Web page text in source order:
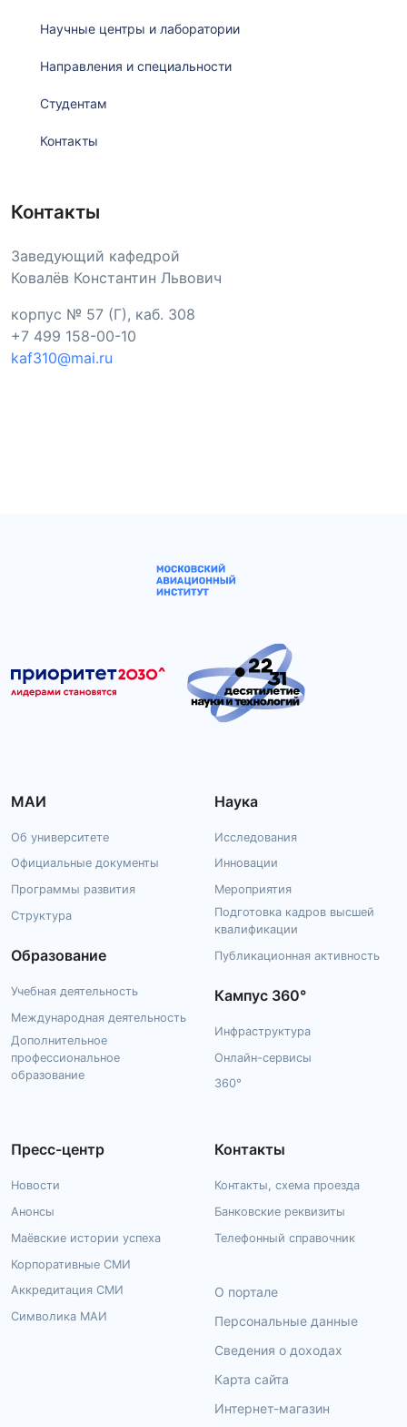
Научные центры и лаборатории
Направления и специальности
Студентам
Контакты
Контакты
Заведующий кафедрой
Ковалёв Константин Львович
корпус № 57 (Г), каб. 308
+7 499 158-00-10
kaf310@mai.ru
МАИ
Об университете
Официальные документы
Программы развития
Структура
Образование
Учебная деятельность
Международная деятельность
Дополнительное
профессиональное
образование
Наука
Исследования
Инновации
Мероприятия
Подготовка кадров высшей
квалификации
Публикационная активность
Кампус 360°
Инфраструктура
Онлайн-сервисы
360°
Пресс-центр
Новости
Анонсы
Маёвские истории успеха
Корпоративные СМИ
Аккредитация СМИ
Символика МАИ
Контакты
Контакты, схема проезда
Банковские реквизиты
Телефонный справочник
О портале
Персональные данные
Сведения о доходах
Карта сайта
Интернет-магазин